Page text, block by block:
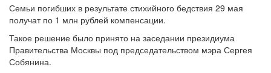
Семьи погибших в результате стихийного бедствия 29 мая
получат по 1 млн рублей компенсации.
Такое решение было принято на заседании президиума
Правительства Москвы под председательством мэра Сергея
Собянина.